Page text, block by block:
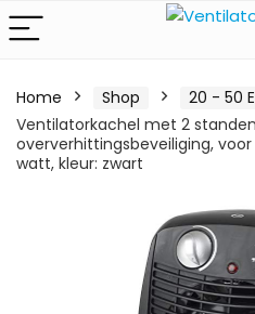
Home Shop 20 - 50
Ventilatorkachel met 2
oververhittingsbeveiliging,
watt, kleur: zwart